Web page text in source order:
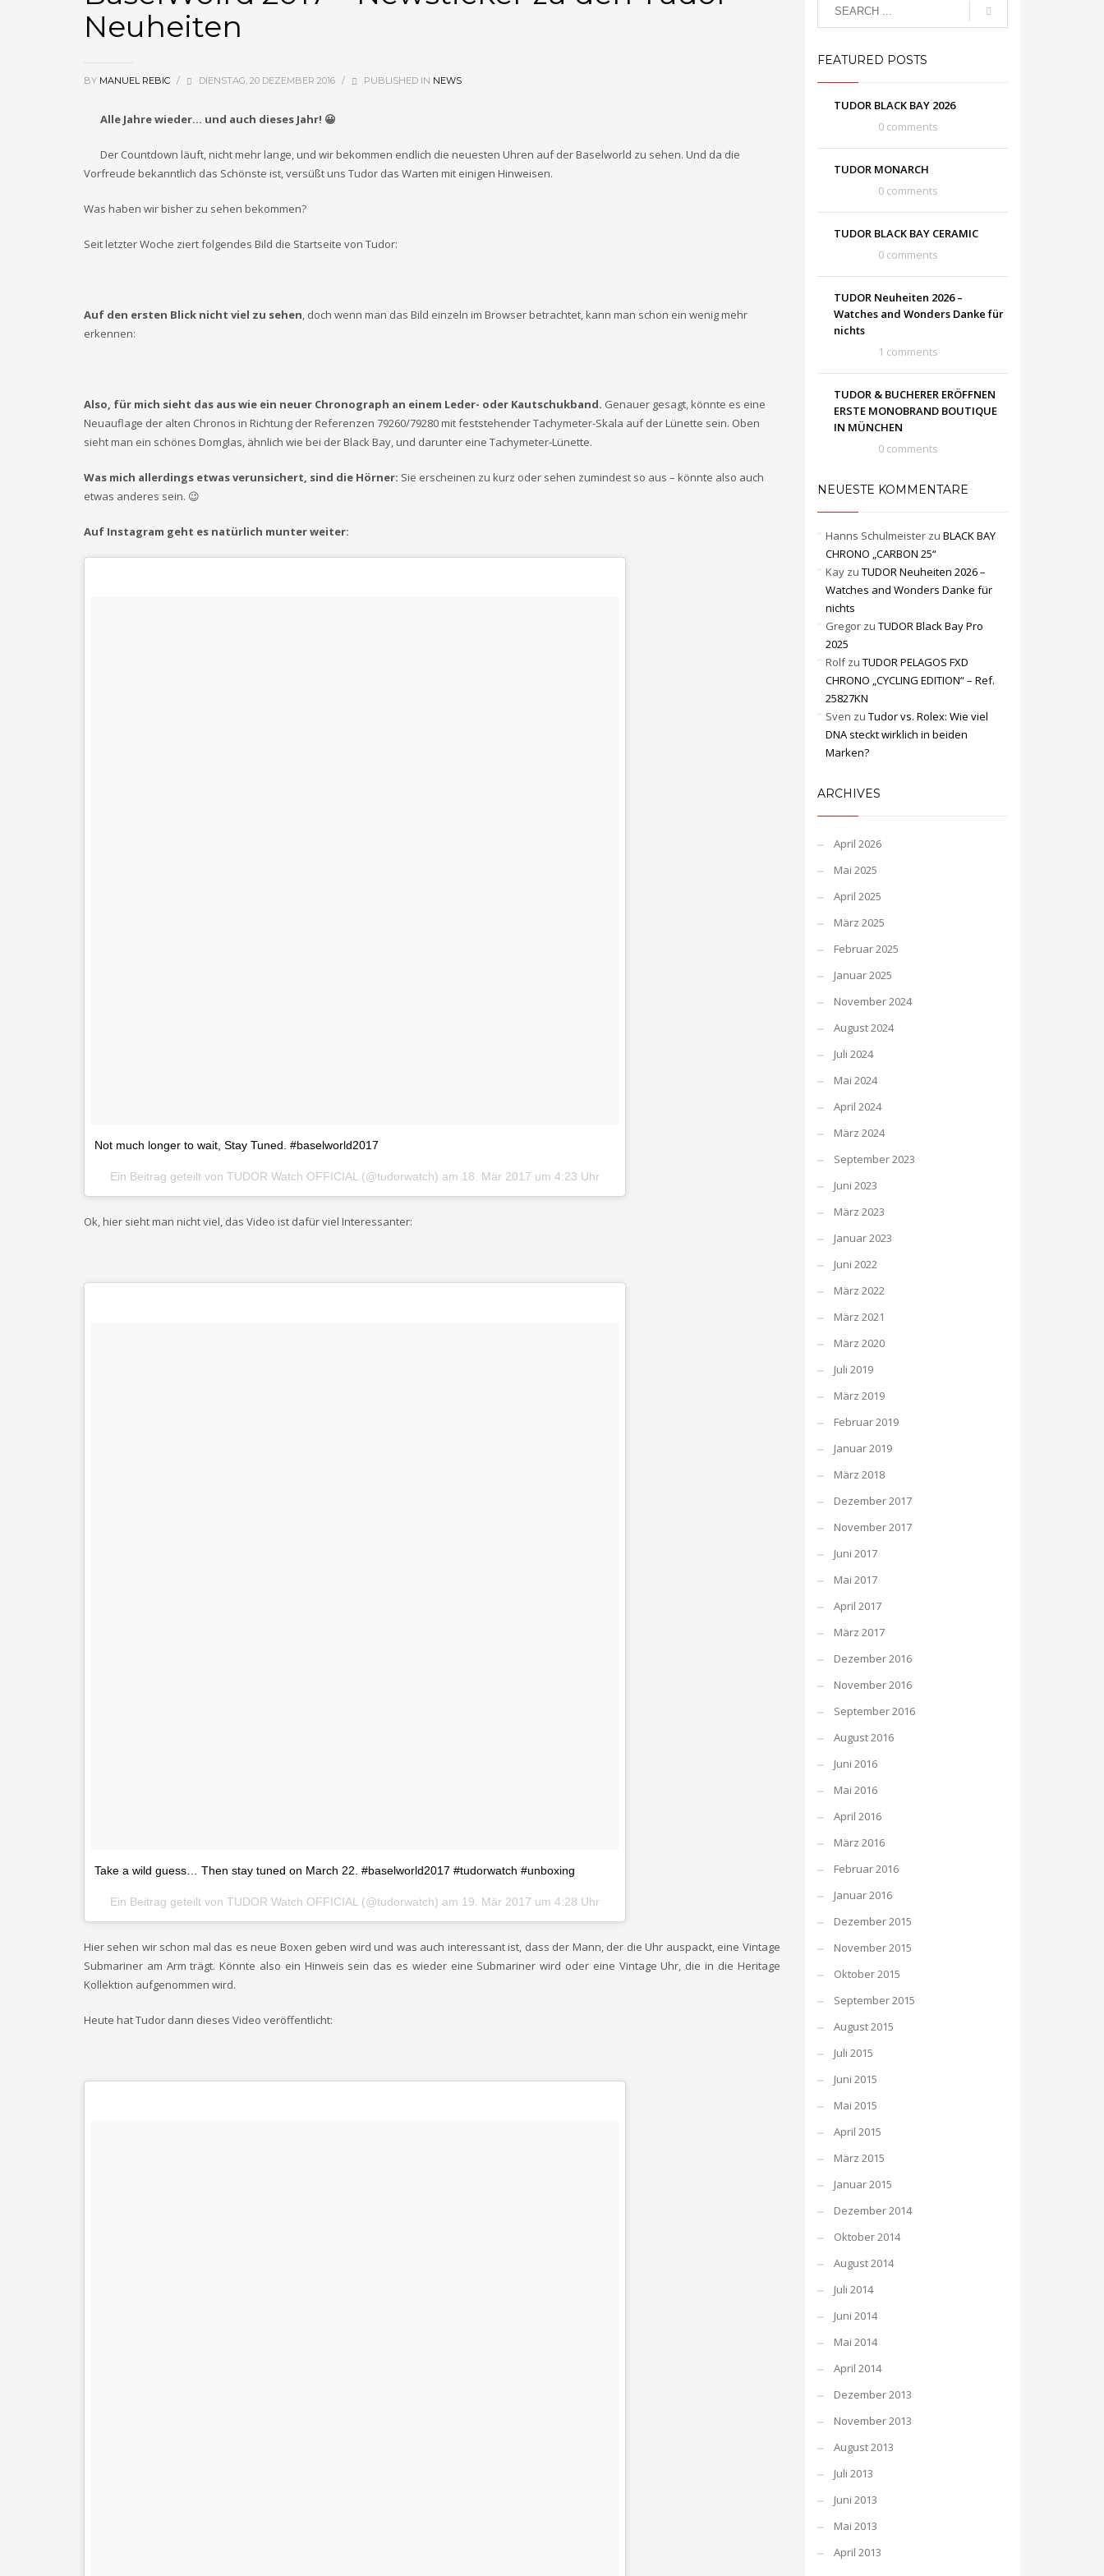
Neuheiten
BY MANUEL REBIC / DIENSTAG, 20 DEZEMBER 2016 / PUBLISHED IN NEWS
Alle Jahre wieder… und auch dieses Jahr! 😀
Der Countdown läuft, nicht mehr lange, und wir bekommen endlich die neuesten Uhren auf der Baselworld zu sehen. Und da die
Vorfreude bekanntlich das Schönste ist, versüßt uns Tudor das Warten mit einigen Hinweisen.
Was haben wir bisher zu sehen bekommen?
Seit letzter Woche ziert folgendes Bild die Startseite von Tudor:
Auf den ersten Blick nicht viel zu sehen, doch wenn man das Bild einzeln im Browser betrachtet, kann man schon ein wenig mehr
erkennen:
Also, für mich sieht das aus wie ein neuer Chronograph an einem Leder- oder Kautschukband. Genauer gesagt, könnte es eine
Neuauflage der alten Chronos in Richtung der Referenzen 79260/79280 mit feststehender Tachymeter-Skala auf der Lünette sein. Oben
sieht man ein schönes Domglas, ähnlich wie bei der Black Bay, und darunter eine Tachymeter-Lünette.
Was mich allerdings etwas verunsichert, sind die Hörner: Sie erscheinen zu kurz oder sehen zumindest so aus – könnte also auch
etwas anderes sein. 😉
Auf Instagram geht es natürlich munter weiter:
Not much longer to wait, Stay Tuned. #baselworld2017
Ein Beitrag geteilt von TUDOR Watch OFFICIAL (@tudorwatch) am 18. Mär 2017 um 4:23 Uhr
Ok, hier sieht man nicht viel, das Video ist dafür viel Interessanter:
Take a wild guess… Then stay tuned on March 22. #baselworld2017 #tudorwatch #unboxing
Ein Beitrag geteilt von TUDOR Watch OFFICIAL (@tudorwatch) am 19. Mär 2017 um 4:28 Uhr
Hier sehen wir schon mal das es neue Boxen geben wird und was auch interessant ist, dass der Mann, der die Uhr auspackt, eine Vintage
Submariner am Arm trägt. Könnte also ein Hinweis sein das es wieder eine Submariner wird oder eine Vintage Uhr, die in die Heritage
Kollektion aufgenommen wird.
Heute hat Tudor dann dieses Video veröffentlicht:
FEATURED POSTS
TUDOR BLACK BAY 2026
0 comments
TUDOR MONARCH
0 comments
TUDOR BLACK BAY CERAMIC
0 comments
TUDOR Neuheiten 2026 –
Watches and Wonders Danke für
nichts
1 comments
TUDOR & BUCHERER ERÖFFNEN
ERSTE MONOBRAND BOUTIQUE
IN MÜNCHEN
0 comments
NEUESTE KOMMENTARE
Hanns Schulmeisterzu BLACK BAY
CHRONO „CARBON 25“
Kayzu TUDOR Neuheiten 2026 –
Watches and Wonders Danke für
nichts
Gregorzu TUDOR Black Bay Pro
2025
Rolfzu TUDOR PELAGOS FXD
CHRONO „CYCLING EDITION“ – Ref.
25827KN
Sven zu Tudor vs. Rolex: Wie viel
DNA steckt wirklich in beiden
Marken?
ARCHIVES
April 2026
Mai 2025
April 2025
März 2025
Februar 2025
Januar 2025
November 2024
August 2024
Juli 2024
Mai 2024
April 2024
März 2024
September 2023
Juni 2023
März 2023
Januar 2023
Juni 2022
März 2022
März 2021
März 2020
Juli 2019
März 2019
Februar 2019
Januar 2019
März 2018
Dezember 2017
November 2017
Juni 2017
Mai 2017
April 2017
März 2017
Dezember 2016
November 2016
September 2016
August 2016
Juni 2016
Mai 2016
April 2016
März 2016
Februar 2016
Januar 2016
Dezember 2015
November 2015
Oktober 2015
September 2015
August 2015
Juli 2015
Juni 2015
Mai 2015
April 2015
März 2015
Januar 2015
Dezember 2014
Oktober 2014
August 2014
Juli 2014
Juni 2014
Mai 2014
April 2014
Dezember 2013
November 2013
August 2013
Juli 2013
Juni 2013
Mai 2013
April 2013